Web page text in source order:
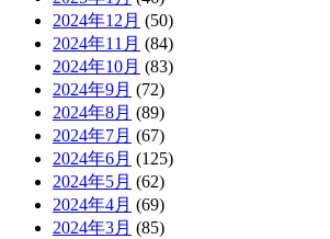
2024年12月 (50)
2024年11月 (84)
2024年10月 (83)
2024年9月 (72)
2024年8月 (89)
2024年7月 (67)
2024年6月 (125)
2024年5月 (62)
2024年4月 (69)
2024年3月 (85)